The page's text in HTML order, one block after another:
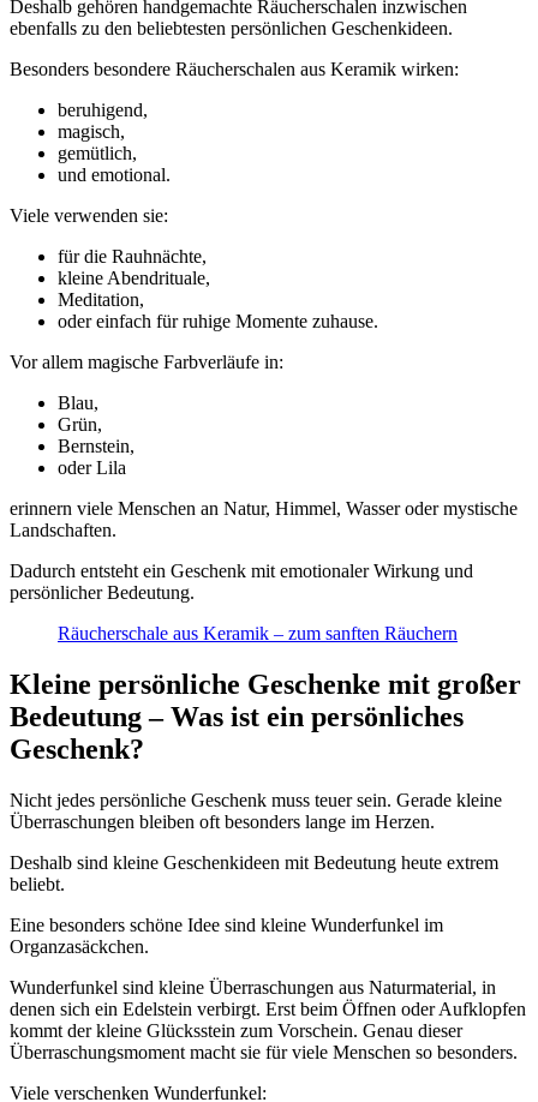
Deshalb gehören handgemachte Räucherschalen inzwischen
ebenfalls zu den beliebtesten persönlichen Geschenkideen.
Besonders besondere Räucherschalen aus Keramik wirken:
beruhigend,
magisch,
gemütlich,
und emotional.
Viele verwenden sie:
für die Rauhnächte,
kleine Abendrituale,
Meditation,
oder einfach für ruhige Momente zuhause.
Vor allem magische Farbverläufe in:
Blau,
Grün,
Bernstein,
oder Lila
erinnern viele Menschen an Natur, Himmel, Wasser oder mystische
Landschaften.
Dadurch entsteht ein Geschenk mit emotionaler Wirkung und
persönlicher Bedeutung.
Räucherschale aus Keramik – zum sanften Räuchern
Kleine persönliche Geschenke mit großer
Bedeutung – Was ist ein persönliches
Geschenk?
Nicht jedes persönliche Geschenk muss teuer sein. Gerade kleine
Überraschungen bleiben oft besonders lange im Herzen.
Deshalb sind kleine Geschenkideen mit Bedeutung heute extrem
beliebt.
Eine besonders schöne Idee sind kleine Wunderfunkel im
Organzasäckchen.
Wunderfunkel sind kleine Überraschungen aus Naturmaterial, in
denen sich ein Edelstein verbirgt. Erst beim Öffnen oder Aufklopfen
kommt der kleine Glücksstein zum Vorschein. Genau dieser
Überraschungsmoment macht sie für viele Menschen so besonders.
Viele verschenken Wunderfunkel: